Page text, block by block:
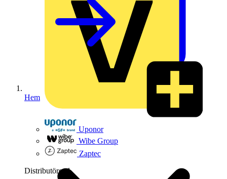
Uponor
Wibe Group
Zaptec
Distributörer 1
Hem